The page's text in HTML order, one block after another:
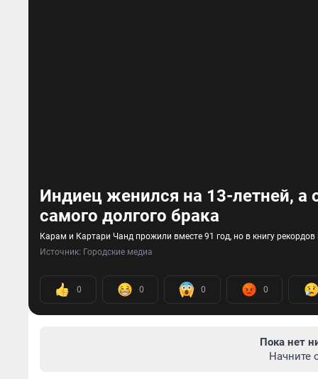
Индиец женился на 13-летней, а
самого долгого брака
Карам и Картари Чанд прожили вместе 91 год, но в книгу рекордов
Источник: Городские медиа
0 0 0 0
Пока нет
Начните